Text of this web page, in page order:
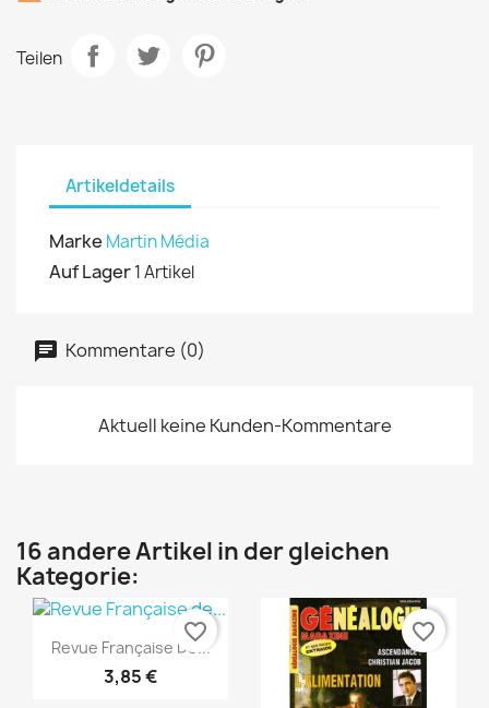
Teilen
Artikeldetails
Marke Martin Média
Auf Lager1 Artikel
Kommentare (0)
Aktuell keine Kunden-Kommentare
16 andere Artikel in der gleichen
Kategorie:
 Vorschau
Revue Française De...
3,85 €
favorite_border favorite_border